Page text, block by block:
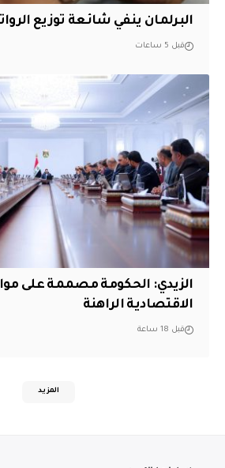
البرلمان ينفي شائعة توزيع الرواتب كل
قبل 5 ساعات
الزيدي: الحكومة مصممة على
الاقتصادية الراهنة
قبل 18 ساعة
المزيد